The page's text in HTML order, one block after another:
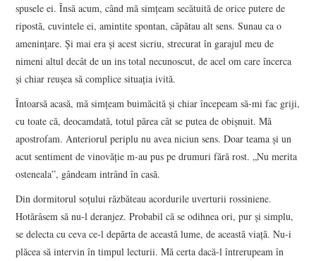
spusele ei. Însă acum, când mă simţeam secătuită de orice putere de
ripostă, cuvintele ei, amintite spontan, căpătau alt sens. Sunau ca o
ameninţare. Şi mai era şi acest sicriu, strecurat în garajul meu de
nimeni altul decât de un ins total necunoscut, de acel om care încerca
şi chiar reuşea să complice situaţia ivită.
Întoarsă acasă, mă simţeam buimăcită şi chiar începeam să-mi fac griji,
cu toate că, deocamdată, totul părea cât se putea de obişnuit. Mă
apostrofam. Anteriorul periplu nu avea niciun sens. Doar teama şi un
acut sentiment de vinovăţie m-au pus pe drumuri fără rost. „Nu merita
osteneala”, gândeam intrând în casă.
Din dormitorul soţului răzbăteau acordurile uverturii rossiniene.
Hotărâsem să nu-l deranjez. Probabil că se odihnea ori, pur şi simplu,
se delecta cu ceva ce-l depărta de această lume, de această viaţă. Nu-i
plăcea să intervin în timpul lecturii. Mă certa dacă-l întrerupeam în